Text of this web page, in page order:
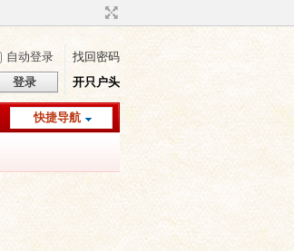
自动登录
找回密码
登录 开只户头
快捷导航